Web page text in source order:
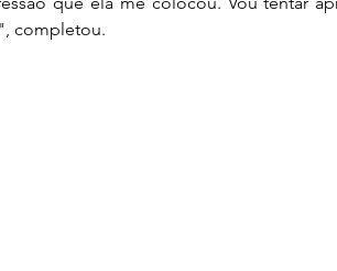
completou.